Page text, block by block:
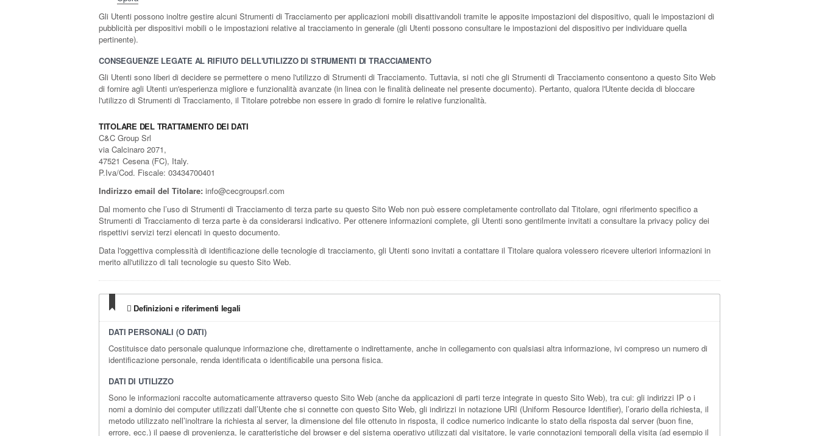
Gli Utenti possono inoltre gestire alcuni Strumenti di Tracciamento per applicazioni mobili disattivandoli tramite le apposite impostazioni del dispositivo, quali le impostazioni di
pubblicità per dispositivi mobili o le impostazioni relative al tracciamento in generale (gli Utenti possono consultare le impostazioni del dispositivo per individuare quella
pertinente).
CONSEGUENZE LEGATE AL RIFIUTO DELL'UTILIZZO DI STRUMENTI DI TRACCIAMENTO
Gli Utenti sono liberi di decidere se permettere o meno l'utilizzo di Strumenti di Tracciamento. Tuttavia, si noti che gli Strumenti di Tracciamento consentono a questo Sito Web
di fornire agli Utenti un'esperienza migliore e funzionalità avanzate (in linea con le finalità delineate nel presente documento). Pertanto, qualora l'Utente decida di bloccare
l'utilizzo di Strumenti di Tracciamento, il Titolare potrebbe non essere in grado di fornire le relative funzionalità.
TITOLARE DEL TRATTAMENTO DEI DATI
C&C Group Srl
via Calcinaro 2071,
47521 Cesena (FC), Italy.
P.Iva/Cod. Fiscale: 03434700401
Indirizzo email del Titolare: info@cecgroupsrl.com
Dal momento che l’uso di Strumenti di Tracciamento di terza parte su questo Sito Web non può essere completamente controllato dal Titolare, ogni riferimento specifico a
Strumenti di Tracciamento di terza parte è da considerarsi indicativo. Per ottenere informazioni complete, gli Utenti sono gentilmente invitati a consultare la privacy policy dei
rispettivi servizi terzi elencati in questo documento.
Data l'oggettiva complessità di identificazione delle tecnologie di tracciamento, gli Utenti sono invitati a contattare il Titolare qualora volessero ricevere ulteriori informazioni in
merito all'utilizzo di tali tecnologie su questo Sito Web.
Definizioni e riferimenti legali
DATI PERSONALI (O DATI)
Costituisce dato personale qualunque informazione che, direttamente o indirettamente, anche in collegamento con qualsiasi altra informazione, ivi compreso un numero di
identificazione personale, renda identificata o identificabile una persona fisica.
DATI DI UTILIZZO
Sono le informazioni raccolte automaticamente attraverso questo Sito Web (anche da applicazioni di parti terze integrate in questo Sito Web), tra cui: gli indirizzi IP o i
nomi a dominio dei computer utilizzati dall’Utente che si connette con questo Sito Web, gli indirizzi in notazione URI (Uniform Resource Identifier), l’orario della richiesta, il
metodo utilizzato nell’inoltrare la richiesta al server, la dimensione del file ottenuto in risposta, il codice numerico indicante lo stato della risposta dal server (buon fine,
errore, ecc.) il paese di provenienza, le caratteristiche del browser e del sistema operativo utilizzati dal visitatore, le varie connotazioni temporali della visita (ad esempio il